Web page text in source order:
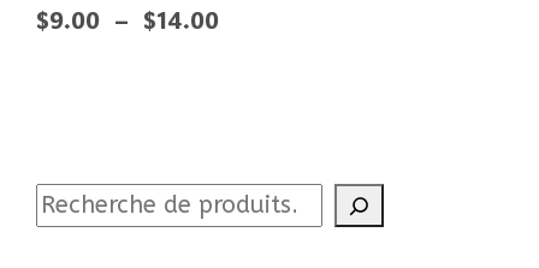
$9.00 – $14.00Plage
Recherche